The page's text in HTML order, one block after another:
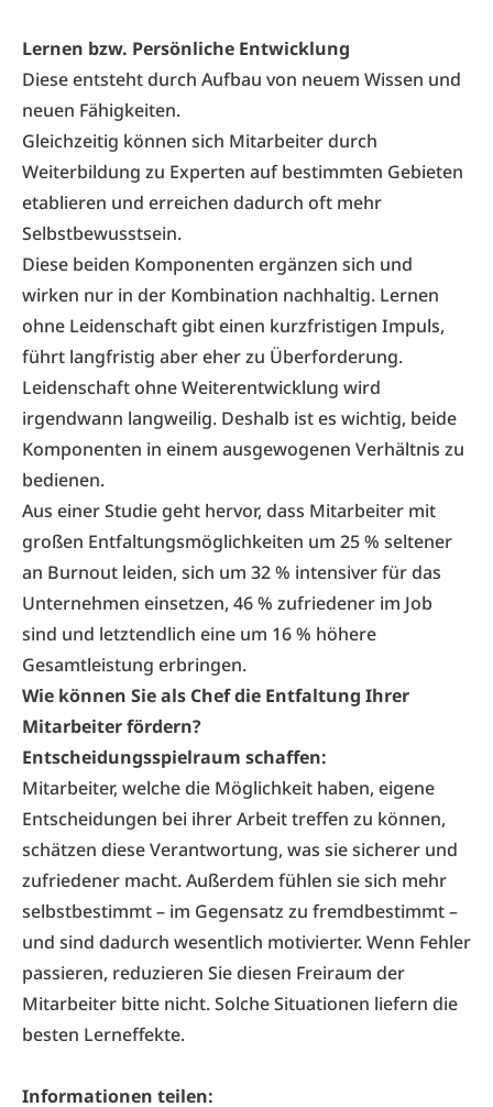
Lernen bzw. Persönliche Entwicklung
Diese entsteht durch Aufbau von neuem Wissen und
neuen Fähigkeiten.
Gleichzeitig können sich Mitarbeiter durch
Weiterbildung zu Experten auf bestimmten Gebieten
etablieren und erreichen dadurch oft mehr
Selbstbewusstsein.
Diese beiden Komponenten ergänzen sich und
wirken nur in der Kombination nachhaltig. Lernen
ohne Leidenschaft gibt einen kurzfristigen Impuls,
führt langfristig aber eher zu Überforderung.
Leidenschaft ohne Weiterentwicklung wird
irgendwann langweilig. Deshalb ist es wichtig, beide
Komponenten in einem ausgewogenen Verhältnis zu
bedienen.
Aus einer Studie geht hervor, dass Mitarbeiter mit
großen Entfaltungsmöglichkeiten um 25 % seltener
an Burnout leiden, sich um 32 % intensiver für das
Unternehmen einsetzen, 46 % zufriedener im Job
sind und letztendlich eine um 16 % höhere
Gesamtleistung erbringen.
Wie können Sie als Chef die Entfaltung Ihrer
Mitarbeiter fördern?
Entscheidungsspielraum schaffen:
Mitarbeiter, welche die Möglichkeit haben, eigene
Entscheidungen bei ihrer Arbeit treffen zu können,
schätzen diese Verantwortung, was sie sicherer und
zufriedener macht. Außerdem fühlen sie sich mehr
selbstbestimmt – im Gegensatz zu fremdbestimmt –
und sind dadurch wesentlich motivierter. Wenn Fehler
passieren, reduzieren Sie diesen Freiraum der
Mitarbeiter bitte nicht. Solche Situationen liefern die
besten Lerneffekte.
Informationen teilen: